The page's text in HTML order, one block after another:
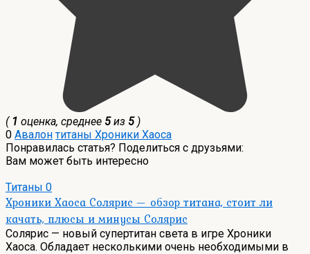
( 1 оценка, среднее 5из 5)
0 Авалон титаны Хроники Хаоса
Понравилась статья? Поделиться с друзьями:
Вам может быть интересно
Титаны 0
Хроники Хаоса Солярис — обзор титана, стоит ли
качать, плюсы и минусы Солярис
Солярис — новый супертитан света в игре Хроники
Хаоса. Обладает несколькими очень необходимыми в